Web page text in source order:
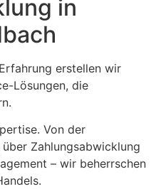
in
erstellen wir
Lösungen, die
Von der
Zahlungsabwicklung
– wir beherrschen